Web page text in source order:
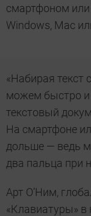
смартфоном
Windows, Mac
«Набирая
можем быстро и
текстовый
На смартфоне
дольше — ведь
два пальца при
Арт О’Ним,
«Клавиатуры» в